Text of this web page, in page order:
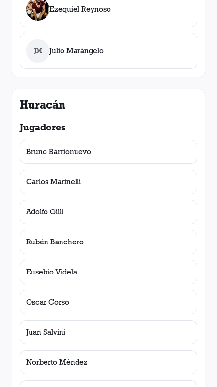
Ezequiel Reynoso
JM Julio Marángelo
Huracán
Jugadores
Bruno Barrionuevo
Carlos Marinelli
Adolfo Gilli
Rubén Banchero
Eusebio Videla
Oscar Corso
Juan Salvini
Norberto Méndez